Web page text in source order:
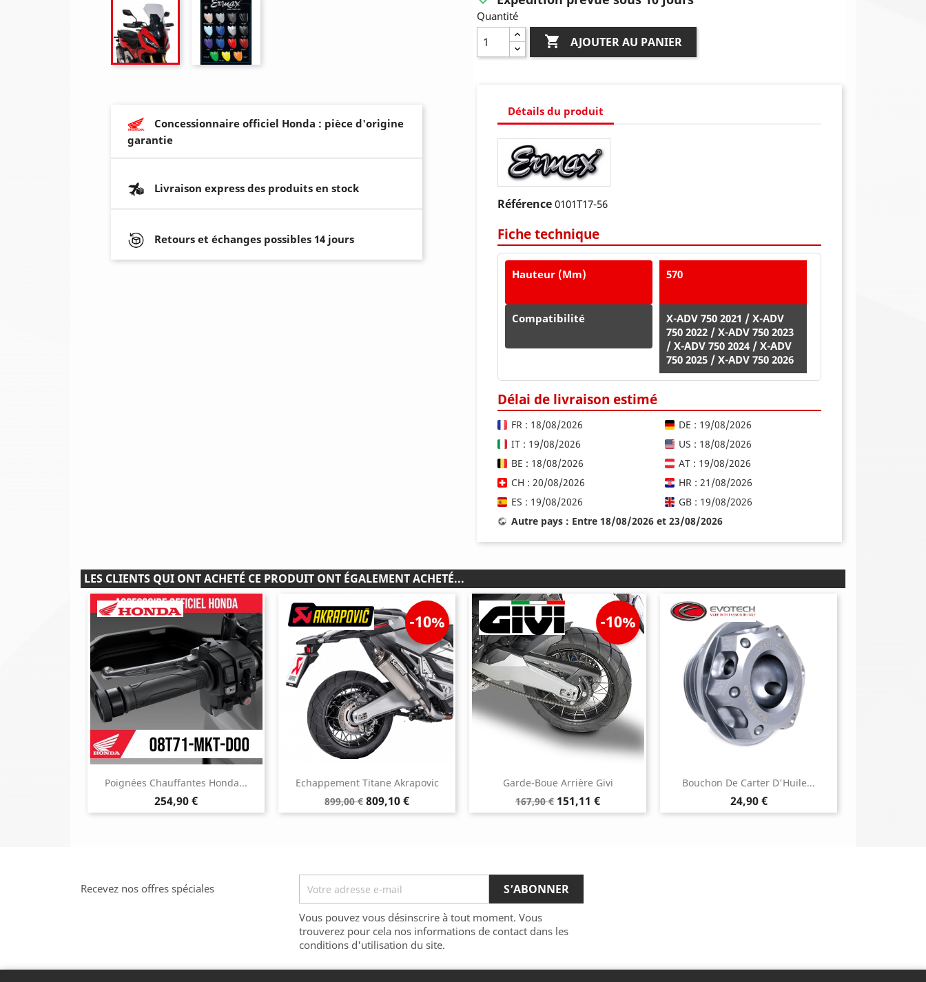
Concessionnaire officiel Honda : pièce d'origine
garantie
Livraison express des produits en stock
Retours et échanges possibles 14 jours
Quantité
 AJOUTER AU PANIER
Détails du produit
Référence 0101T17-56
Fiche technique
Hauteur (mm) 570
Compatibilité
X-ADV 750 2021 / X-ADV
750 2022 / X-ADV 750 2023
/ X-ADV 750 2024 / X-ADV
750 2025 / X-ADV 750 2026
Délai de livraison estimé
FR : 18/08/2026
DE : 19/08/2026
IT : 19/08/2026
US : 18/08/2026
BE : 18/08/2026
AT : 19/08/2026
CH : 20/08/2026
HR : 21/08/2026
ES : 19/08/2026
GB : 19/08/2026
Autre pays : Entre 18/08/2026 et 23/08/2026
LES CLIENTS QUI ONT ACHETÉ CE PRODUIT ONT ÉGALEMENT ACHETÉ...
Poignées Chauffantes Honda...
Prix
254,90 €
Echappement Titane Akrapovic
Prix
de
899,00 €
-10%
Prix
809,10 €
Garde-Boue Arrière Givi
Prix
de
167,90 €
-10%
Prix
151,11 €
Bouchon De Carter D'Huile...
Prix
24,90 €
Recevez nos offres spéciales
Vous pouvez vous désinscrire à tout moment. Vous
trouverez pour cela nos informations de contact dans les
conditions d'utilisation du site.